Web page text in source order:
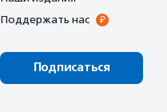
Поддержать нас
Подписаться